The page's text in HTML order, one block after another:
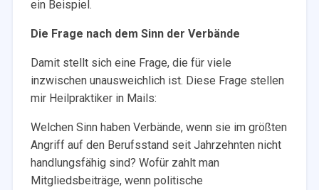
ein Beispiel.
Die Frage nach dem Sinn der Verbände
Damit stellt sich eine Frage, die für viele
inzwischen unausweichlich ist. Diese Frage stellen
mir Heilpraktiker in Mails:
Welchen Sinn haben Verbände, wenn sie im größten
Angriff auf den Berufsstand seit Jahrzehnten nicht
handlungsfähig sind? Wofür zahlt man
Mitgliedsbeiträge, wenn politische